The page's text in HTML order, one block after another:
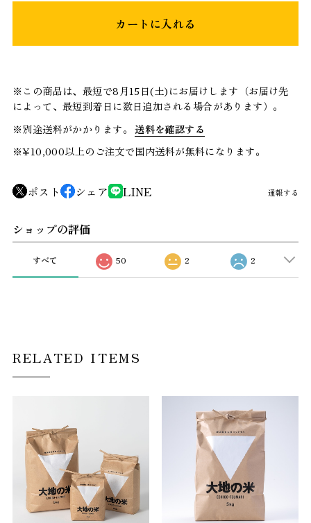
カートに入れる
※この商品は、最短で8月15日(土)にお届けします（お届け先
によって、最短到着日に数日追加される場合があります）。
※別途送料がかかります。 送料を確認する
※¥10,000以上のご注文で国内送料が無料になります。
ポスト シェア LINE 通報する
ショップの評価
すべて 50 2 2
RELATED ITEMS